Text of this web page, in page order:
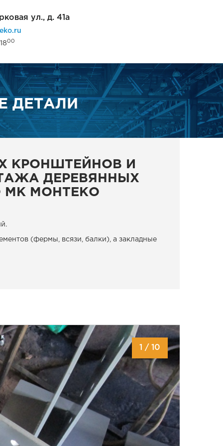
ул., д. 41а
00
ДЕТАЛИ
КРОНШТЕЙНОВ И
ДЕРЕВЯННЫХ
МК МОНТЕКО
(фермы, всязи, балки), а закладные
1 / 10